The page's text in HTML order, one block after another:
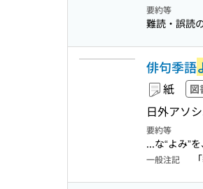
要約等
難読・誤読
俳句季語
紙 図
日外アソ
要約等
...な“よみ”
一般注記